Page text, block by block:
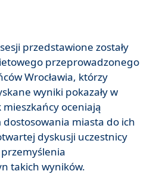
przedstawione zostały
przeprowadzonego
Wrocławia, którzy
wyniki pokazały w
oceniają
dostosowania miasta do ich
dyskusji uczestnicy
takich wyników.